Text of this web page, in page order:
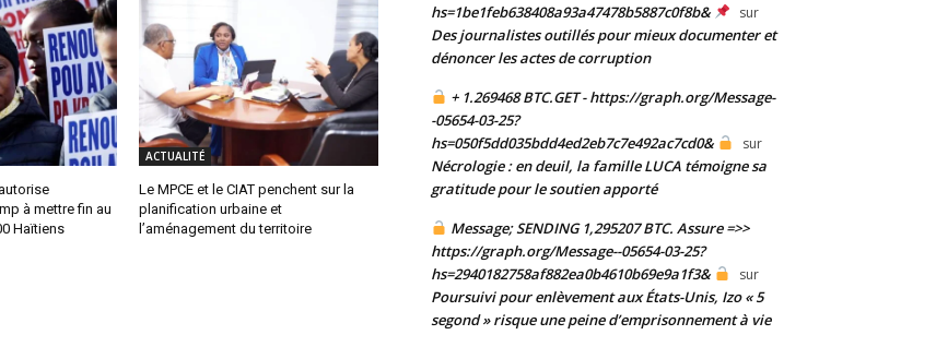
à mettre fin au
Haïtiens
ACTUALITÉ
Le MPCE et le CIAT penchent sur la
planification urbaine et
l’aménagement du territoire
hs=1be1feb638408a93a47478b5887c0f8b&
sur
Des journalistes outillés pour mieux documenter et
dénoncer les actes de corruption
+ 1.269468 BTC.GET - https://graph.org/Message-
-05654-03-25?
hs=050f5dd035bdd4ed2eb7c7e492ac7cd0&
sur
Nécrologie : en deuil, la famille LUCA témoigne sa
gratitude pour le soutien apporté
Message; SENDING 1,295207 BTC. Assure =>>
https://graph.org/Message--05654-03-25?
hs=2940182758af882ea0b4610b69e9a1f3&
sur
Poursuivi pour enlèvement aux États-Unis, Izo « 5
segond » risque une peine d’emprisonnement à vie